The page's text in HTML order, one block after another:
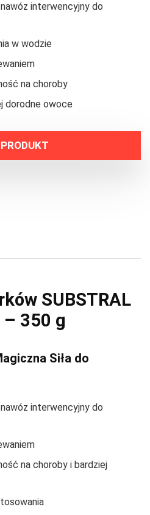
interwencyjny do
w wodzie
na choroby
dorodne owoce
SUBSTRAL
– 350 g
Siła do
interwencyjny do
na choroby i bardziej